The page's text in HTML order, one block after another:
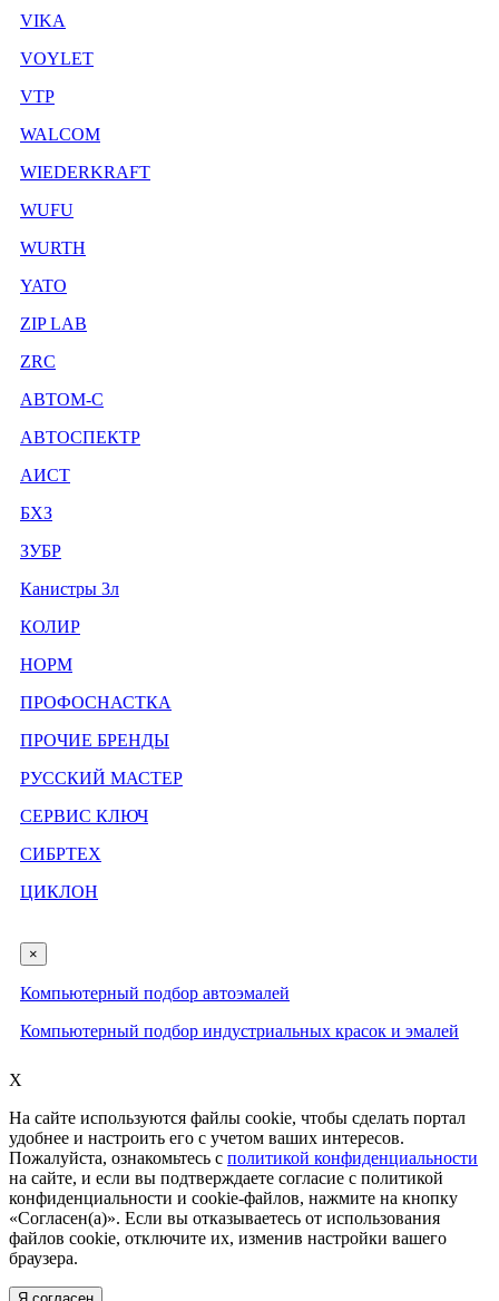
VIKA
VOYLET
VTP
WALCOM
WIEDERKRAFT
WUFU
WURTH
YATO
ZIP LAB
ZRC
АВТОМ-С
АВТОСПЕКТР
АИСТ
БХЗ
ЗУБР
Канистры 3л
КОЛИР
НОРМ
ПРОФОСНАСТКА
ПРОЧИЕ БРЕНДЫ
РУССКИЙ МАСТЕР
СЕРВИС КЛЮЧ
СИБРТЕХ
ЦИКЛОН
×
Компьютерный подбор автоэмалей
Компьютерный подбор индустриальных красок и эмалей
X
На сайте используются файлы cookie, чтобы сделать портал
удобнее и настроить его с учетом ваших интересов.
Пожалуйста, ознакомьтесь с политикой конфиденциальности
на сайте, и если вы подтверждаете согласие с политикой
конфиденциальности и cookie-файлов, нажмите на кнопку
«Согласен(а)». Если вы отказываетесь от использования
файлов cookie, отключите их, изменив настройки вашего
браузера.
Я согласен